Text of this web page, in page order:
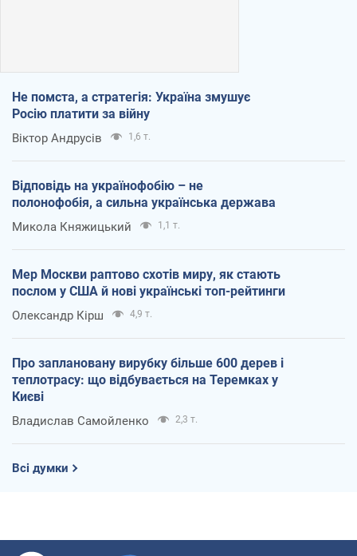
Не помста, а стратегія: Україна змушує
Росію платити за війну
Віктор Андрусів 1,6 т.
Відповідь на українофобію – не
полонофобія, а сильна українська держава
Микола Княжицький 1,1 т.
Мер Москви раптово схотів миру, як стають
послом у США й нові українські топ-рейтинги
Олександр Кірш 4,9 т.
Про заплановану вирубку більше 600 дерев і
теплотрасу: що відбувається на Теремках у
Києві
Владислав Самойленко 2,3 т.
Всі думки